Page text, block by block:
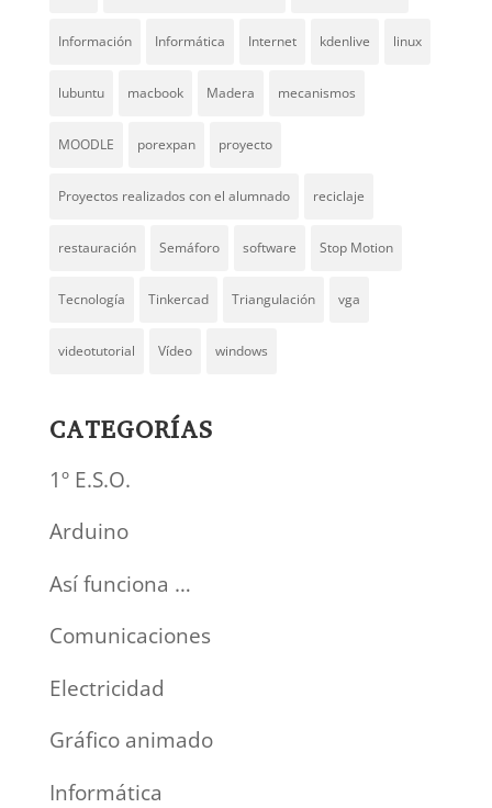
Información Informática Internet kdenlive linux
lubuntu macbook Madera mecanismos
MOODLE porexpan proyecto
Proyectos realizados con el alumnado reciclaje
restauración Semáforo software Stop Motion
Tecnología Tinkercad Triangulación vga
videotutorial Vídeo windows
CATEGORÍAS
1º E.S.O.
Arduino
Así funciona …
Comunicaciones
Electricidad
Gráfico animado
Informática